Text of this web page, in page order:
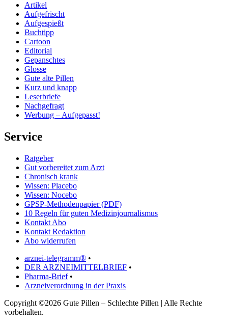
Artikel
Aufgefrischt
Aufgespießt
Buchtipp
Cartoon
Editorial
Gepanschtes
Glosse
Gute alte Pillen
Kurz und knapp
Leserbriefe
Nachgefragt
Werbung – Aufgepasst!
Service
Ratgeber
Gut vorbereitet zum Arzt
Chronisch krank
Wissen: Placebo
Wissen: Nocebo
GPSP-Methodenpapier (PDF)
10 Regeln für guten Medizinjournalismus
Kontakt Abo
Kontakt Redaktion
Abo widerrufen
arznei-telegramm® •
DER ARZNEIMITTELBRIEF •
Pharma-Brief•
Arzneiverordnung in der Praxis
Copyright ©2026 Gute Pillen – Schlechte Pillen | Alle Rechte
vorbehalten.